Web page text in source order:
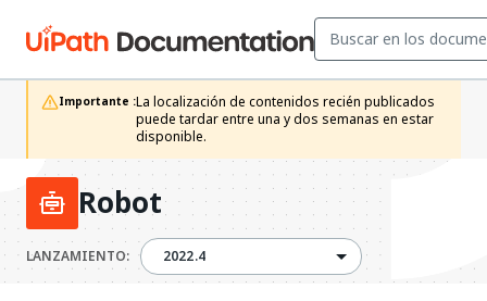
Importante :La localización de contenidos recién publicados
puede tardar entre una y dos semanas en estar
disponible.
Robot
LANZAMIENTO:2022.42022.4